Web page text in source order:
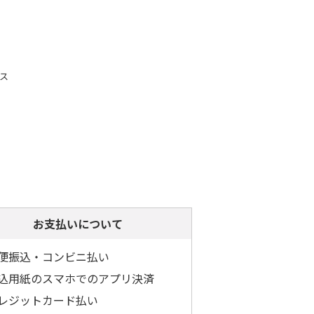
お支払いについて
振込・コンビニ払い
用紙のスマホでのアプリ決済
ジットカード払い